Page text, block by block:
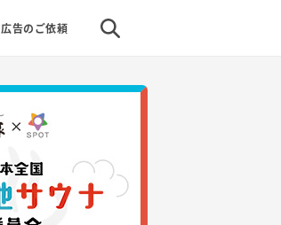
広告のご依頼